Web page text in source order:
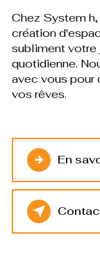
Chez System
création
subliment votre
quotidienne.
avec vous pour
vos rêves.
En